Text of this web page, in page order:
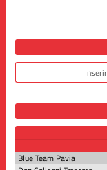
Blue Team Pavia